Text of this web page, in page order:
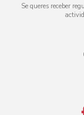
Se queres receber